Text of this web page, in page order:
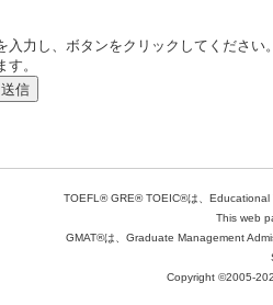
力し、ボタンをクリックしてくださ
。
TOEFL® GRE® TOEIC®は、Educational
This web
GMAT®は、Graduate Management
Copyright ©2005-